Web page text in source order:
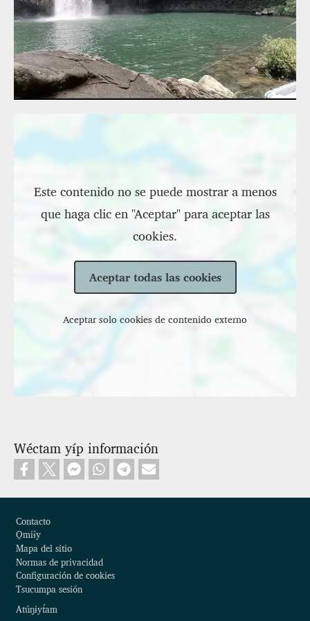
Este contenido no se puede mostrar a menos
que haga clic en "Aceptar" para aceptar las
cookies.
Aceptar todas las cookies
Aceptar solo cookies de contenido externo
Wéctam yɨ́p información
Contacto
O̱miɨ́y
Mapa del sitio
Normas de privacidad
Configuración de cookies
Tsucumpa sesión
Atúŋɨyt́am